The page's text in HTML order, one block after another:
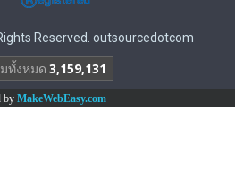
Reserved. outsourcedotcom
ทั้งหมด 3,159,131
by MakeWebEasy.com